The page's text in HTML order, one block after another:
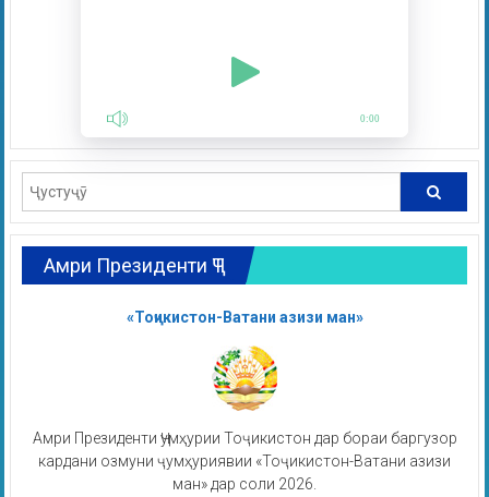
0:00
Амри Президенти ҶТ
«Тоҷикистон-Ватани азизи ман»
Амри Президенти Ҷумҳурии Тоҷикистон дар бораи баргузор
кардани озмуни ҷумҳуриявии «Тоҷикистон-Ватани азизи
ман» дар соли 2026.